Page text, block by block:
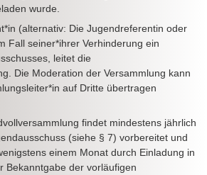
wurde.
(alternativ: Die Jugendreferentin oder
Fall seiner*ihrer Verhinderung ein
leitet die
Die Moderation der Versammlung kann
auf Dritte übertragen
findet mindestens jährlich
(siehe § 7) vorbereitet und
einem Monat durch Einladung in
Bekanntgabe der vorläufigen